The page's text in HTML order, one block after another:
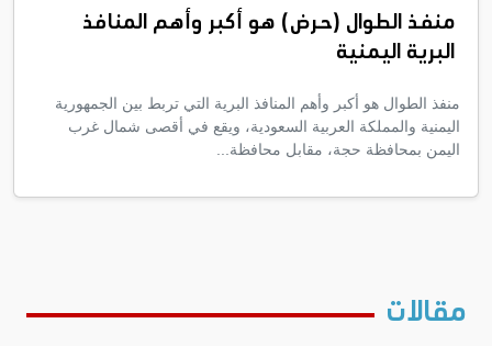
منفذ الطوال (حرض) هو أكبر وأهم المنافذ
البرية اليمنية
منفذ الطوال هو أكبر وأهم المنافذ البرية التي تربط بين الجمهورية
اليمنية والمملكة العربية السعودية، ويقع في أقصى شمال غرب
اليمن بمحافظة حجة، مقابل محافظة...
مقالات